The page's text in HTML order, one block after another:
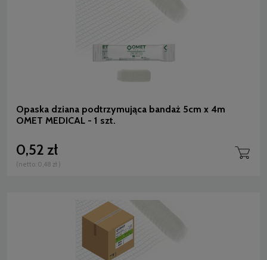
Opaska dziana podtrzymująca bandaż 5cm x 4m
OMET MEDICAL - 1 szt.
0,52 zł
(netto: 0,48 zł )